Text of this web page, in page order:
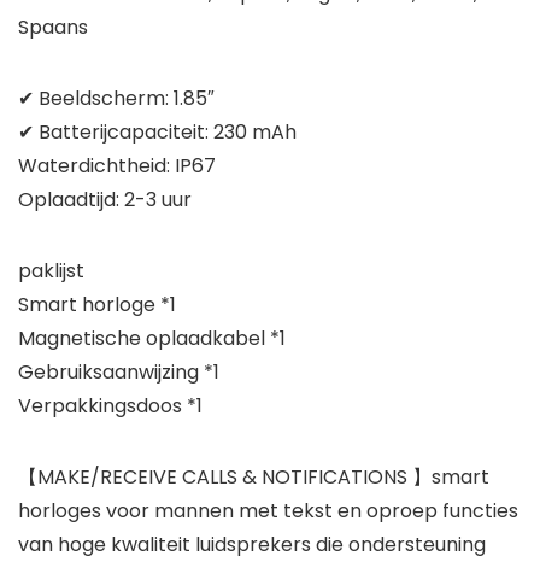
Spaans
✔ Beeldscherm: 1.85″
✔ Batterijcapaciteit: 230 mAh
Waterdichtheid: IP67
Oplaadtijd: 2-3 uur
paklijst
Smart horloge *1
Magnetische oplaadkabel *1
Gebruiksaanwijzing *1
Verpakkingsdoos *1
【MAKE/RECEIVE CALLS & NOTIFICATIONS 】smart
horloges voor mannen met tekst en oproep functies
van hoge kwaliteit luidsprekers die ondersteuning